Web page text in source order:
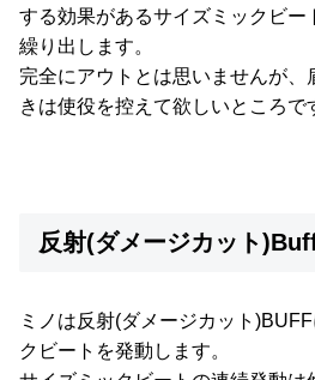
する効果があるサイズミックビー
繰り出します。
完全にアウトとは思いませんが、
きは使役を控えて欲しいところで
反射(ダメージカット
ミノは反射(ダメージカット
クビートを発動します。